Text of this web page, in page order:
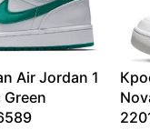
Air Jordan 1